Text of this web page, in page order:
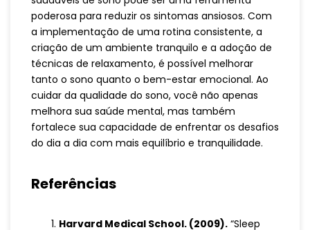
poderosa para reduzir os sintomas ansiosos. Com
a implementação de uma rotina consistente, a
criação de um ambiente tranquilo e a adoção de
técnicas de relaxamento, é possível melhorar
tanto o sono quanto o bem-estar emocional. Ao
cuidar da qualidade do sono, você não apenas
melhora sua saúde mental, mas também
fortalece sua capacidade de enfrentar os desafios
do dia a dia com mais equilíbrio e tranquilidade.
Referências
Harvard Medical School. (2009). “Sleep